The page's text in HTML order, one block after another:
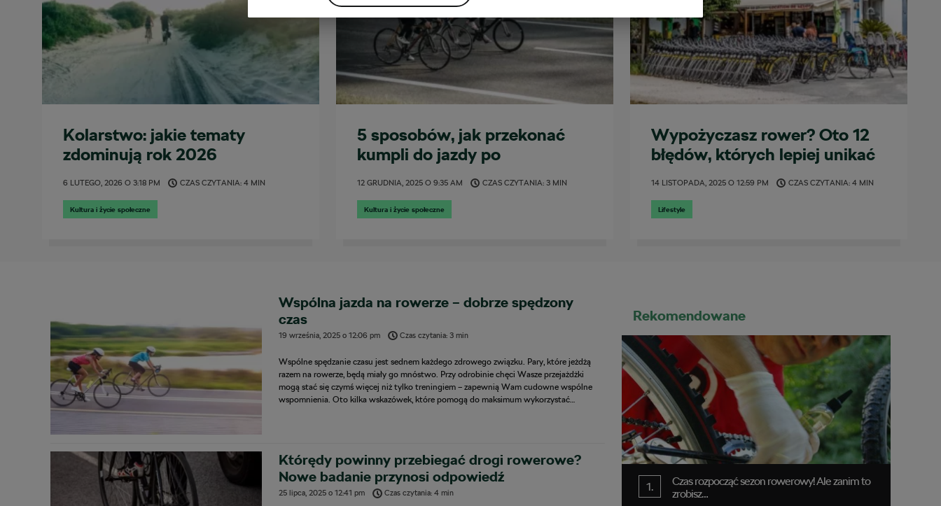
Kolarstwo: jakie tematy
zdominują rok 2026
6 LUTEGO, 2026 O 3:18 PM CZAS CZYTANIA: 4 MIN
Kultura i życie społeczne
5 sposobów, jak przekonać
kumpli do jazdy po
zakończeniu sezonu
12 GRUDNIA, 2025 O 9:35 AM CZAS CZYTANIA: 3 MIN
Kultura i życie społeczne
Wypożyczasz rower? Oto 12
błędów, których lepiej unikać
14 LISTOPADA, 2025 O 12:59 PM CZAS CZYTANIA: 4 MIN
Lifestyle
Wspólna jazda na rowerze – dobrze spędzony
czas
19 września, 2025 o12:06 pm Czas czytania: 3 min
Wspólne spędzanie czasu jest sednem każdego zdrowego związku. Pary, które jeżdżą
razem na rowerze, będą miały go mnóstwo. Przy odrobinie chęci Wasze przejażdżki
mogą stać się czymś więcej niż tylko treningiem – zapewnią Wam cudowne wspólne
wspomnienia. Oto kilka wskazówek, które pomogą do maksimum wykorzystać…
Którędy powinny przebiegać drogi rowerowe?
Nowe badanie przynosi odpowiedź
25 lipca, 2025 o12:41 pm Czas czytania: 4 min
Rekomendowane
Czas rozpocząć sezon rowerowy! Ale zanim to
zrobisz…